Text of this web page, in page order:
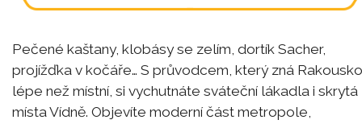
Pečené kaštany, klobásy se zelím, dortík Sacher,
projížďka v kočáře… S průvodcem, který zná Rakousko
lépe než místní, si vychutnáte sváteční lákadla i skrytá
místa Vídně. Objevíte moderní část metropole,